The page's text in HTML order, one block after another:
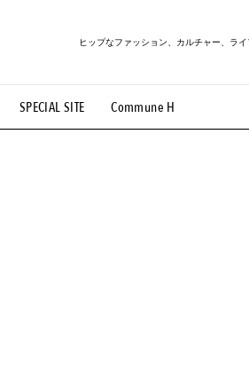
SPECIAL SITE Commune H
ヒップなファッション、カルチャー、ラ
#路地裏てぃーん。 #MONTHLY
#MOVIE #LIFESTYLE #SNEAKER